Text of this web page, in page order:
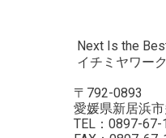
Next Is the
イチミヤワー
〒792-0893
愛媛県新居浜
TEL：0897-